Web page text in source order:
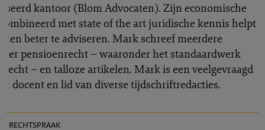
kantoor (Blom Advocaten). Zijn economische
met state of the art juridische kennis helpt
beter te adviseren. Mark schreef meerdere
pensioenrecht – waaronder het standaardwerk
– en talloze artikelen. Mark is een veelgevraagd
docent en lid van diverse tijdschriftredacties.
rechtspraak